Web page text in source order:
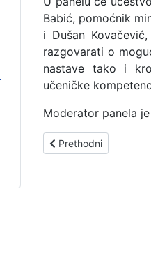
Babić, pomoćnik
i Dušan
razgovarati o
nastave tako i
učeničke
Moderator panela
Prethodni članak:
Prethodni